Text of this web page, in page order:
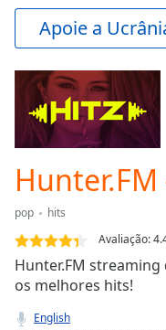
Skip
Backward
Skip
Forward
Mute
Current
Time 0:00
Duration
Loaded:
0.00%
Stream
Apoie a
Hunter.FM
pop
hits
Avaliação:
Hunter.FM
os melhores hits!
English